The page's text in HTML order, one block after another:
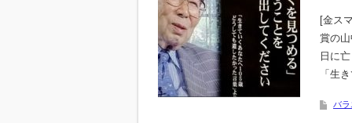
[金ス
賞の
日に
「生
バラ